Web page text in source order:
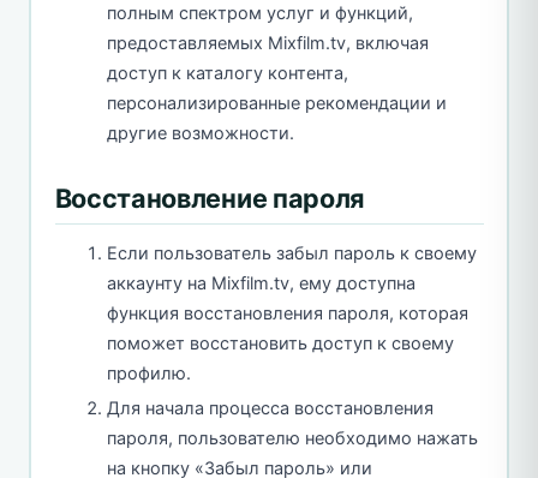
полным спектром услуг и функций,
предоставляемых Mixfilm.tv, включая
доступ к каталогу контента,
персонализированные рекомендации и
другие возможности.
Восстановление пароля
Если пользователь забыл пароль к своему
аккаунту на Mixfilm.tv, ему доступна
функция восстановления пароля, которая
поможет восстановить доступ к своему
профилю.
Для начала процесса восстановления
пароля, пользователю необходимо нажать
на кнопку «Забыл пароль» или